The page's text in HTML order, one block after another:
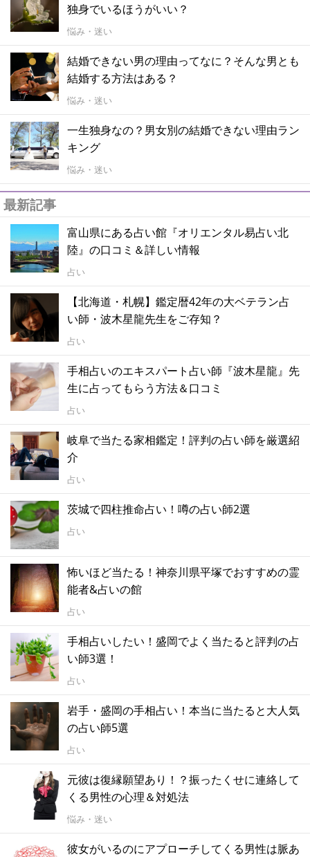
独身でいるほうがいい？
悩み・迷い
結婚できない男の理由ってなに？そんな男とも
結婚する方法はある？
悩み・迷い
一生独身なの？男女別の結婚できない理由ラン
キング
悩み・迷い
最新記事
富山県にある占い館『オリエンタル易占い北
陸』の口コミ＆詳しい情報
占い
【北海道・札幌】鑑定暦42年の大ベテラン占
い師・波木星龍先生をご存知？
占い
手相占いのエキスパート占い師『波木星龍』先
生に占ってもらう方法＆口コミ
占い
岐阜で当たる家相鑑定！評判の占い師を厳選紹
介
占い
茨城で四柱推命占い！噂の占い師2選
占い
怖いほど当たる！神奈川県平塚でおすすめの霊
能者&占いの館
占い
手相占いしたい！盛岡でよく当たると評判の占
い師3選！
占い
岩手・盛岡の手相占い！本当に当たると大人気
の占い師5選
占い
元彼は復縁願望あり！？振ったくせに連絡して
くる男性の心理＆対処法
悩み・迷い
彼女がいるのにアプローチしてくる男性は脈あ